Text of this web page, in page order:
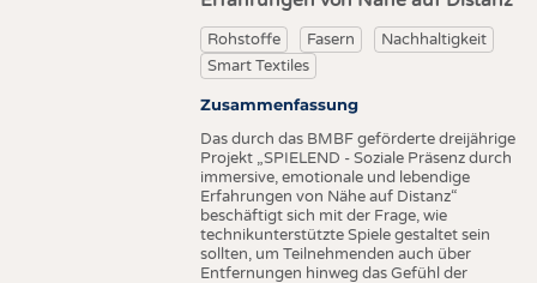
Rohstoffe Fasern
Nachhaltigkeit
Smart Textiles
Zusammenfassung
Das durch das BMBF geförderte dreijährige
Projekt „SPIELEND - Soziale Präsenz durch
immersive, emotionale und lebendige
Erfahrungen von Nähe auf Distanz“
beschäftigt sich mit der Frage, wie
technikunterstützte Spiele gestaltet sein
sollten, um Teilnehmenden auch über
Entfernungen hinweg das Gefühl der